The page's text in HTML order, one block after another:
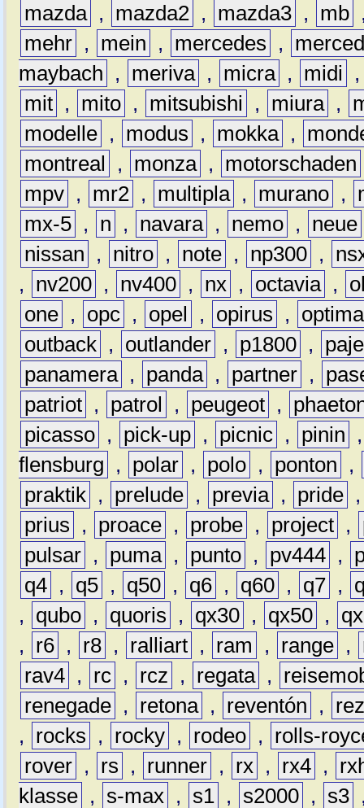
mazda , mazda2 , mazda3 , mb
mehr , mein , mercedes ,
maybach
, meriva , micra , midi
mit , mito , mitsubishi , miura ,
modelle , modus , mokka ,
montreal
, monza , motorschaden
mpv , mr2 , multipla , murano ,
mx-5 , n , navara , nemo , neue
nissan
, nitro , note , np300 ,
,
nv200 , nv400 , nx , octavia ,
one , opc , opel , opirus ,
optima
outback , outlander , p1800 ,
panamera , panda , partner ,
patriot , patrol , peugeot ,
picasso , pick-up , picnic , pinin
flensburg
, polar , polo , ponton
,
praktik , prelude , previa , pride
prius
, proace , probe , project ,
pulsar , puma , punto , pv444 ,
q4 , q5 , q50 , q6 , q60 , q7 ,
,
qubo , quoris , qx30 , qx50 ,
,
r6 , r8 , ralliart , ram , range ,
rav4 , rc , rcz , regata ,
renegade , retona , reventón ,
,
rocks , rocky , rodeo ,
rolls-
rover , rs , runner , rx , rx4 ,
klasse , s-max , s1 , s2000 , s3